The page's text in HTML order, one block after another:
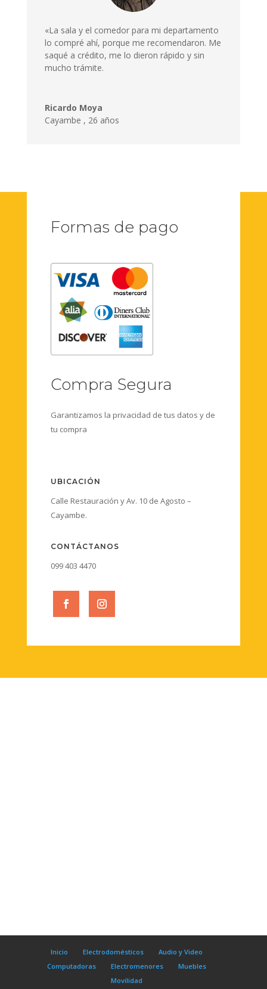
«La sala y el comedor para mi departamento
lo compré ahí, porque me recomendaron. Me
saqué a crédito, me lo dieron rápido y sin
mucho trámite.
Ricardo Moya
Cayambe , 26 años
Formas de pago
Compra Segura
Garantizamos la privacidad de tus datos y de
tu compra
UBICACIÓN
Calle Restauración y Av. 10 de Agosto –
Cayambe.
CONTÁCTANOS
099 403 4470
Inicio Electrodomésticos
Audio y Video
Computadoras
Electromenores
Muebles
Movilidad